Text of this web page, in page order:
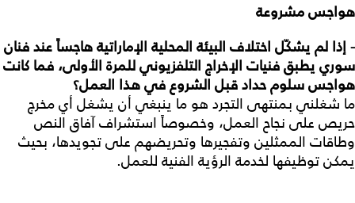
هواجسمشروعة
- إذا لم يشكّل اختلاف البيئة المحلية الإماراتيةهاجساًعندفنان
سوري يطبقفنيات الإخراج التلفزيونيللمرة الأولى، فما كانت
هواجسسلومحدادقبل الشروعفيهذا العمل؟
ما شغلني بمنتهى التجرد هو ما ينبغي أن يشغل أي مخرج
حريص على نجاح العمل، وخصوصاً استشراف آفاق النص
وطاقات الممثلين وتفجيرها وتحريضهم على تجويدها، بحيث
يمكن توظيفها لخدمة الرؤية الفنية للعمل.